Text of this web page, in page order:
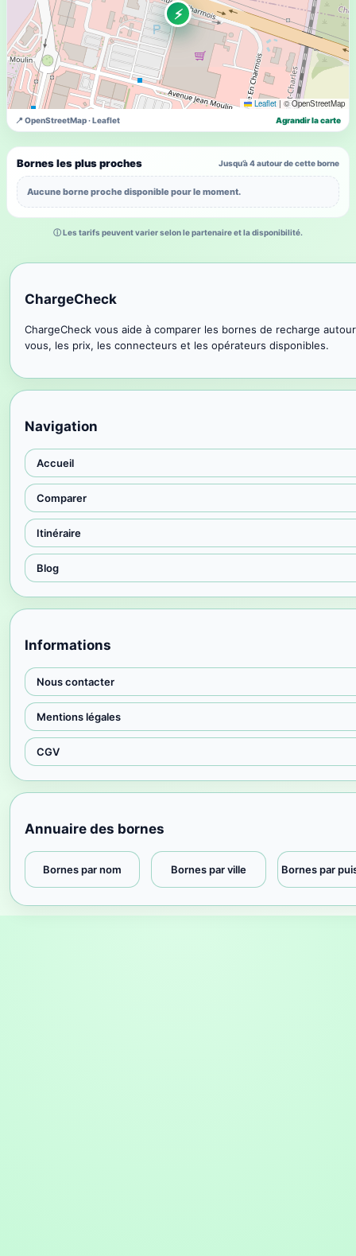
⚡
Leaflet | © OpenStreetMap
📍 OpenStreetMap · Leaflet Agrandir la carte
Bornes les plus proches Jusqu’à 4 autour de cette borne
Aucune borne proche disponible pour le moment.
ⓘ Les tarifs peuvent varier selon le partenaire et la disponibilité.
ChargeCheck
ChargeCheck vous aide à comparer les bornes de recharge
vous, les prix, les connecteurs et les opérateurs disponibles.
Navigation
Accueil
Comparer
Itinéraire
Blog
Informations
Nous contacter
Mentions légales
CGV
Annuaire des bornes
Bornes par nom Bornes par ville Bornes par